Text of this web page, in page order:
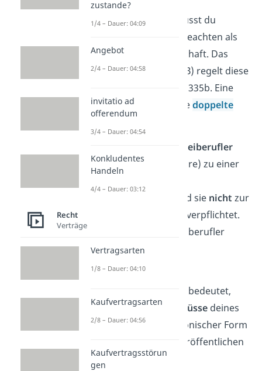
Bei der Buchführung von
Kapitalgesellschaften musst du
strengere Vorschriften beachten als
bei der Personengesellschaft. Das
Handelsgesetzbuch (HGB) regelt diese
Vorschriften in §§264 bis 335b. Eine
wichtige Vorschrift ist diedoppelte
Freiberufler
(Ärzte, Anwälte, Ingenieure) zu einer
zusammenschließen, sind sie nicht zur
doppelten Buchführung verpflichtet.
Das liegt daran, dass Freiberufler
keine Kaufleute sind.
Außerdem hast du eine
. Das bedeutet,
dass du dieJahresabschlüsse deines
Unternehmens in elektronischer Form
beim Bundesanzeiger veröffentlichen
musst.
zustande?
1/4 – Dauer: 04:09
Angebot
2/4 – Dauer: 04:58
invitatio ad
offerendum
3/4 – Dauer: 04:54
Konkludentes
Handeln
4/4 – Dauer: 03:12
Recht
Verträge
Vertragsarten
1/8 – Dauer: 04:10
Kaufvertragsarten
2/8 – Dauer: 04:56
Kaufvertragsstörun
gen